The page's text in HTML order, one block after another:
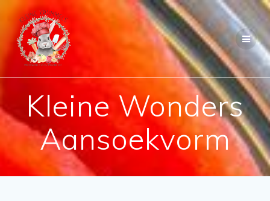
Kleine Wonders
Aansoekvorm